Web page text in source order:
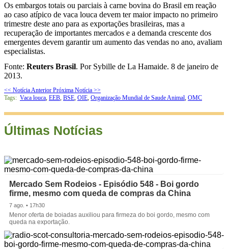
Os embargos totais ou parciais à carne bovina do Brasil em reação
ao caso atípico de vaca louca devem ter maior impacto no primeiro
trimestre deste ano para as exportações brasileiras, mas a
recuperação de importantes mercados e a demanda crescente dos
emergentes devem garantir um aumento das vendas no ano, avaliam
especialistas.
Fonte: Reuters Brasil. Por Sybille de La Hamaide. 8 de janeiro de
2013.
<< Notícia Anterior Próxima Notícia >>
Tags: Vaca louca, EEB, BSE, OIE, Organização Mundial de Saude Animal, OMC
Últimas Notícias
Mercado Sem Rodeios - Episódio 548 - Boi gordo
firme, mesmo com queda de compras da China
7 ago. • 17h30
Menor oferta de boiadas auxiliou para firmeza do boi gordo, mesmo com
queda na exportação.